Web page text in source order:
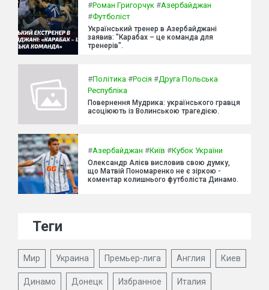
#Роман Григорчук #Азербайджан
#Футболіст
Український тренер в Азербайджані
заявив: "Карабах – це команда для
тренерів".
#Політика #Росія #Друга Польська
Республіка
Повернення Мудрика: українського гравця
асоціюють із Волинською трагедією.
#Азербайджан #Київ #Кубок України
Олександр Алієв висловив свою думку,
що Матвій Пономаренко не є зіркою -
коментар колишнього футболіста Динамо.
Теги
Мир Украина Премьер-лига Англия Киев
Динамо Донецк Избранное Италия